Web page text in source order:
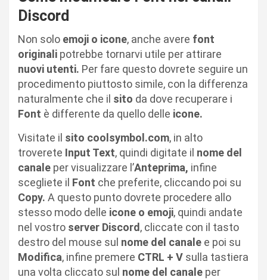
Discord
Non solo emoji o icone, anche avere font
originali potrebbe tornarvi utile per attirare
nuovi utenti. Per fare questo dovrete seguire un
procedimento piuttosto simile, con la differenza
naturalmente che il sito da dove recuperare i
Font è differente da quello delle icone.
Visitate il sito coolsymbol.com, in alto
troverete Input Text, quindi digitate il nome del
canale per visualizzare l’Anteprima, infine
scegliete il Font che preferite, cliccando poi su
Copy. A questo punto dovrete procedere allo
stesso modo delle icone o emoji, quindi andate
nel vostro server Discord, cliccate con il tasto
destro del mouse sul nome del canale e poi su
Modifica, infine premere CTRL + V sulla tastiera
una volta cliccato sul nome del canale per